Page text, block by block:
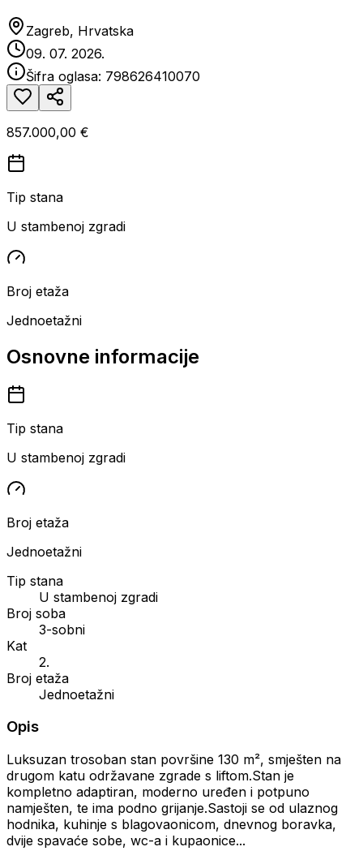
Zagreb, Hrvatska
09. 07. 2026.
Šifra oglasa: 798626410070
857.000,00 €
Tip stana
U stambenoj zgradi
Broj etaža
Jednoetažni
Osnovne informacije
Tip stana
U stambenoj zgradi
Broj etaža
Jednoetažni
Tip stana
U stambenoj zgradi
Broj soba
3-sobni
Kat
2.
Broj etaža
Jednoetažni
Opis
Luksuzan trosoban stan površine 130 m², smješten na
drugom katu održavane zgrade s liftom.Stan je
kompletno adaptiran, moderno uređen i potpuno
namješten, te ima podno grijanje.Sastoji se od ulaznog
hodnika, kuhinje s blagovaonicom, dnevnog boravka,
dvije spavaće sobe, wc-a i kupaonice...